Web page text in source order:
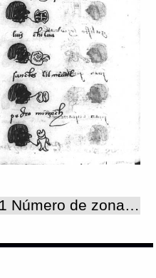
Número de láminas:21 Número de zonas:21